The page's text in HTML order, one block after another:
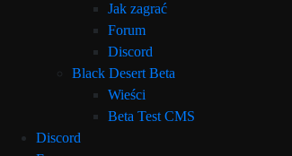
Jak zagrać
Forum
Discord
Black Desert Beta
Wieści
Beta Test CMS
Discord